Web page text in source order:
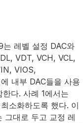
레벨 설정 DAC와
VDT, VCH, VCL,
VIOS,
내부 DAC들을 사용
다. 사례 1에서는
소화하도록 했다. 이
그대로 두고 교정 레